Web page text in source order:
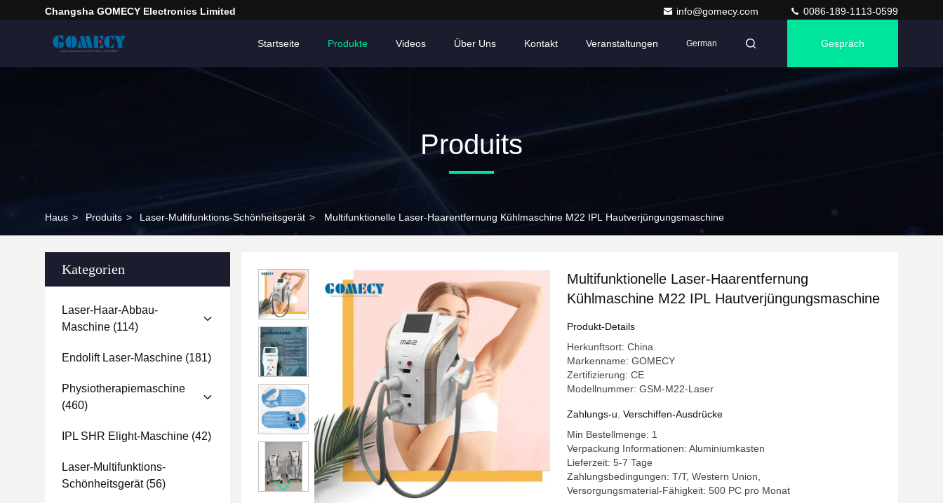
Changsha GOMECY Electronics Limited info@gomecy.com 0086-189-1113-0599
Startseite Produkte Videos Über Uns Kontakt Veranstaltungen German Gespräch
Produits
Haus > Produits > Laser-Multifunktions-Schönheitsgerät > Multifunktionelle Laser-Haarentfernung Kühlmaschine M22 IPL Hautverjüngungsmaschine
Kategorien
Laser-Haar-Abbau-
Maschine (114)
Endolift Laser-Maschine (181)
Physiotherapiemaschine
(460)
IPL SHR Elight-Maschine (42)
Laser-Multifunktions-
Schönheitsgerät(56)
Multifunktionelle Laser-Haarentfernung
Kühlmaschine M22 IPL Hautverjüngungsmaschine
Produkt-Details
Herkunftsort: China
Markenname: GOMECY
Zertifizierung: CE
Modellnummer: GSM-M22-Laser
Zahlungs-u. Verschiffen-Ausdrücke
Min Bestellmenge: 1
Verpackung Informationen: Aluminiumkasten
Lieferzeit: 5-7 Tage
Zahlungsbedingungen: T/T, Western Union,
Versorgungsmaterial-Fähigkeit: 500 PC pro Monat